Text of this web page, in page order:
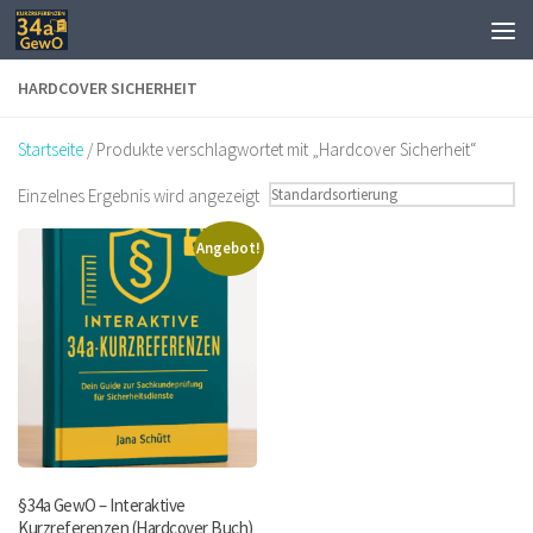
Zum Inhalt springen
HARDCOVER SICHERHEIT
Startseite / Produkte verschlagwortet mit „Hardcover Sicherheit“
Einzelnes Ergebnis wird angezeigt
Angebot!
§34a GewO – Interaktive
Kurzreferenzen (Hardcover Buch)